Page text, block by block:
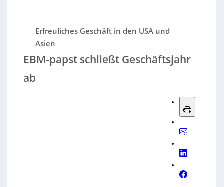
Erfreuliches Geschäft in den USA und
Asien
EBM-papst schließt Geschäftsjahr
ab